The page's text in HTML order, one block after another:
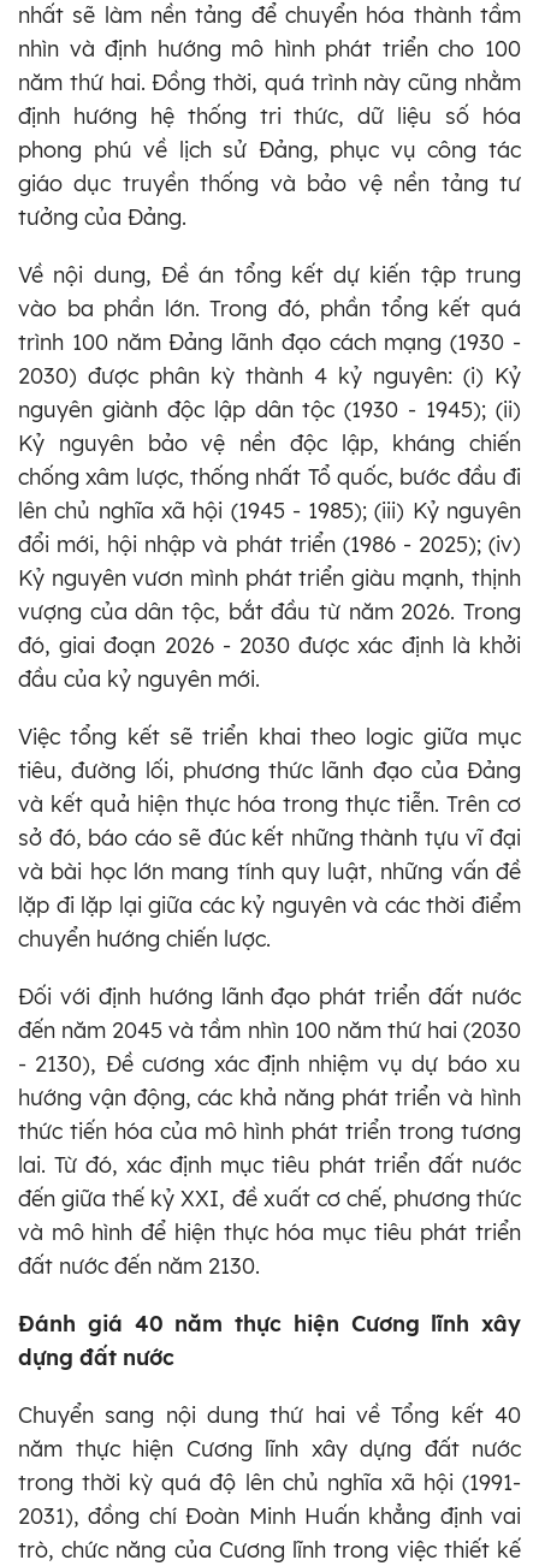
nhất sẽ làm nền tảng để chuyển hóa thành tầm
nhìn và định hướng mô hình phát triển cho 100
năm thứ hai. Đồng thời, quá trình này cũng nhằm
định hướng hệ thống tri thức, dữ liệu số hóa
phong phú về lịch sử Đảng, phục vụ công tác
giáo dục truyền thống và bảo vệ nền tảng tư
tưởng của Đảng.
Về nội dung, Đề án tổng kết dự kiến tập trung
vào ba phần lớn. Trong đó, phần tổng kết quá
trình 100 năm Đảng lãnh đạo cách mạng (1930 -
2030) được phân kỳ thành 4 kỷ nguyên: (i) Kỷ
nguyên giành độc lập dân tộc (1930 - 1945); (ii)
Kỷ nguyên bảo vệ nền độc lập, kháng chiến
chống xâm lược, thống nhất Tổ quốc, bước đầu đi
lên chủ nghĩa xã hội (1945 - 1985); (iii) Kỷ nguyên
đổi mới, hội nhập và phát triển (1986 - 2025); (iv)
Kỷ nguyên vươn mình phát triển giàu mạnh, thịnh
vượng của dân tộc, bắt đầu từ năm 2026. Trong
đó, giai đoạn 2026 - 2030 được xác định là khởi
đầu của kỷ nguyên mới.
Việc tổng kết sẽ triển khai theo logic giữa mục
tiêu, đường lối, phương thức lãnh đạo của Đảng
và kết quả hiện thực hóa trong thực tiễn. Trên cơ
sở đó, báo cáo sẽ đúc kết những thành tựu vĩ đại
và bài học lớn mang tính quy luật, những vấn đề
lặp đi lặp lại giữa các kỷ nguyên và các thời điểm
chuyển hướng chiến lược.
Đối với định hướng lãnh đạo phát triển đất nước
đến năm 2045 và tầm nhìn 100 năm thứ hai (2030
- 2130), Đề cương xác định nhiệm vụ dự báo xu
hướng vận động, các khả năng phát triển và hình
thức tiến hóa của mô hình phát triển trong tương
lai. Từ đó, xác định mục tiêu phát triển đất nước
đến giữa thế kỷ XXI, đề xuất cơ chế, phương thức
và mô hình để hiện thực hóa mục tiêu phát triển
đất nước đến năm 2130.
Đánh giá 40 năm thực hiện Cương lĩnh xây
dựng đất nước
Chuyển sang nội dung thứ hai về Tổng kết 40
năm thực hiện Cương lĩnh xây dựng đất nước
trong thời kỳ quá độ lên chủ nghĩa xã hội (1991-
2031), đồng chí Đoàn Minh Huấn khẳng định vai
trò, chức năng của Cương lĩnh trong việc thiết kế